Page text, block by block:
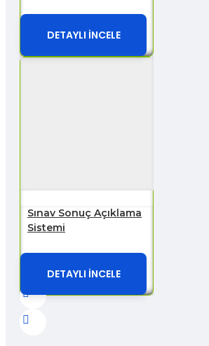
DETAYLI İNCELE
Sınav Sonuç Açıklama
Sistemi
DETAYLI İNCELE